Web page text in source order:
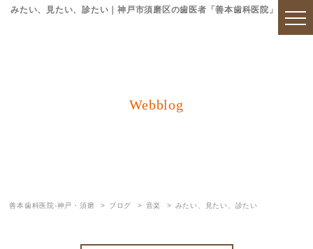
みたい、見たい、診たい｜神戸市須磨区の歯医者「善本歯科医院」
Webblog
善本歯科医院-神戸・須磨 ブログ 音楽 みたい、見たい、診たい